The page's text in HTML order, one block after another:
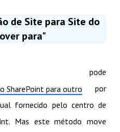
de Site para Site do
para"
pode
SharePoint para outro por
fornecido pelo centro de
Mas este método move